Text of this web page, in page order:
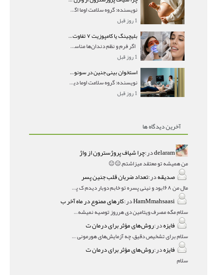
نویسنده: گروه سلامت اوما اگر بعد از گذاشتن شیاف پر
1 روز قبل
بلیچینگ یا کامپوزیت ۷ تفاوت مهم برای انتخاب درست
اگر فرم و نظم دندان‌ها مناسب است و مشکل
1 روز قبل
استخوان بینی جنین در سونوگرافی؛ دیده نشدن یا دیر تشکیل شدن آن چه معنایی دارد؟
نویسنده: گروه سلامت اوما دیده نشدن استخوان بینی جن
1 روز قبل
آخرین دیدگاه ها
delaramدر:چرا شیاف پروژسترون از واژ
من همیشه تو معتقد میزاشتم,,😑😐
صدیقهدر:تعداد ضربان قلب جنین پسر
مال من ۱۶۸بود و نینی پسره تو خابم دوبار دیدم ک پسره
HamMmahsaasiدر:کارهای ممنوع در ماه آخر ب
سلام مگه مصرف ویتامین دی هرروز توصیه نمیشه؟درمقاله میگه
فایزهدر:روش‌های مؤثر برای درمان ت
سلام برای تشخیص دقیق، چه آزمایش‌های هورمونی و چه سونوگر
فایزهدر:روش‌های مؤثر برای درمان ت
سلام